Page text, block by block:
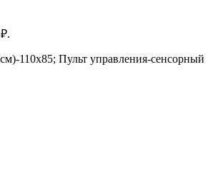
110x85; Пульт управления-сенсорный